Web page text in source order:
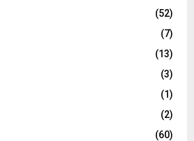
(52)
(7)
(13)
(3)
(1)
(2)
(60)